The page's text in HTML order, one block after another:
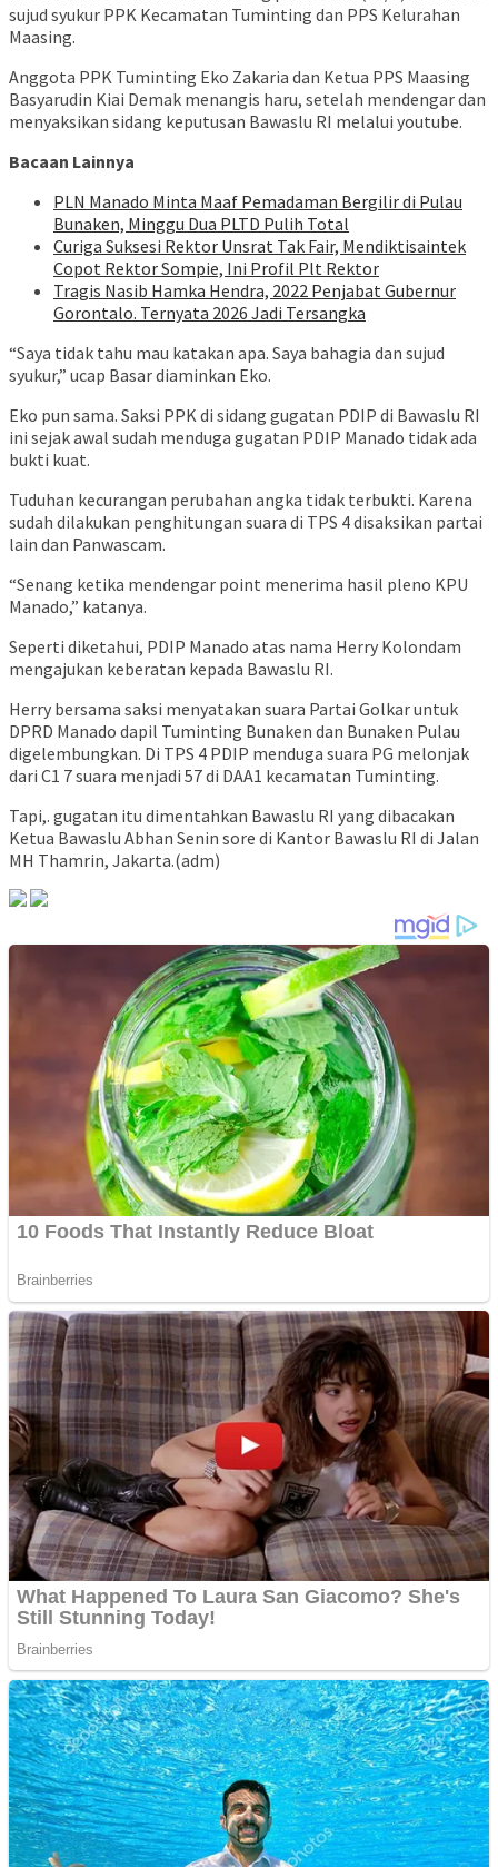
sujud syukur PPK Kecamatan Tuminting dan PPS Kelurahan
Maasing.
Anggota PPK Tuminting Eko Zakaria dan Ketua PPS Maasing
Basyarudin Kiai Demak menangis haru, setelah mendengar dan
menyaksikan sidang keputusan Bawaslu RI melalui youtube.
Bacaan Lainnya
PLN Manado Minta Maaf Pemadaman Bergilir di Pulau
Bunaken, Minggu Dua PLTD Pulih Total
Curiga Suksesi Rektor Unsrat Tak Fair, Mendiktisaintek
Copot Rektor Sompie, Ini Profil Plt Rektor
Tragis Nasib Hamka Hendra, 2022 Penjabat Gubernur
Gorontalo. Ternyata 2026 Jadi Tersangka
“Saya tidak tahu mau katakan apa. Saya bahagia dan sujud
syukur,” ucap Basar diaminkan Eko.
Eko pun sama. Saksi PPK di sidang gugatan PDIP di Bawaslu RI
ini sejak awal sudah menduga gugatan PDIP Manado tidak ada
bukti kuat.
Tuduhan kecurangan perubahan angka tidak terbukti. Karena
sudah dilakukan penghitungan suara di TPS 4 disaksikan partai
lain dan Panwascam.
“Senang ketika mendengar point menerima hasil pleno KPU
Manado,” katanya.
Seperti diketahui, PDIP Manado atas nama Herry Kolondam
mengajukan keberatan kepada Bawaslu RI.
Herry bersama saksi menyatakan suara Partai Golkar untuk
DPRD Manado dapil Tuminting Bunaken dan Bunaken Pulau
digelembungkan. Di TPS 4 PDIP menduga suara PG melonjak
dari C1 7 suara menjadi 57 di DAA1 kecamatan Tuminting.
Tapi,. gugatan itu dimentahkan Bawaslu RI yang dibacakan
Ketua Bawaslu Abhan Senin sore di Kantor Bawaslu RI di Jalan
MH Thamrin, Jakarta.(adm)